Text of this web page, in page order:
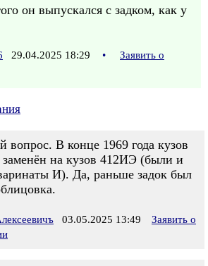
он выпускался с задком, как у
29.04.2025 18:29 •
Заявить о
вопрос. В конце 1969 года кузов
на кузов 412ИЭ (были и
И). Да, раньше задок был
03.05.2025 13:49
Заявить о